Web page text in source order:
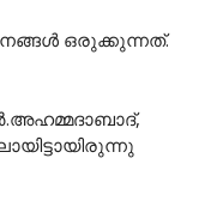
ഒരുക്കുന്നത്.